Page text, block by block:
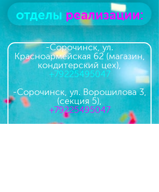
отделы реализации:
-Сорочинск, ул.
Красноармейская 62 (магазин,
кондитерский цех),
+79225495047
-Сорочинск, ул. Ворошилова 3,
(секция 5),
+79225495047